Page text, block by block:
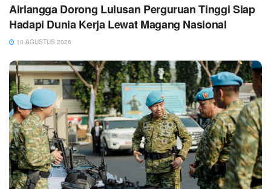
Airlangga Dorong Lulusan Perguruan Tinggi Siap
Hadapi Dunia Kerja Lewat Magang Nasional
10 AGUSTUS 2026